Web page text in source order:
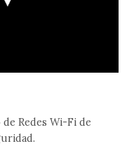
Redes Wi-Fi de